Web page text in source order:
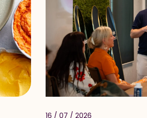
16 / 07 / 2026